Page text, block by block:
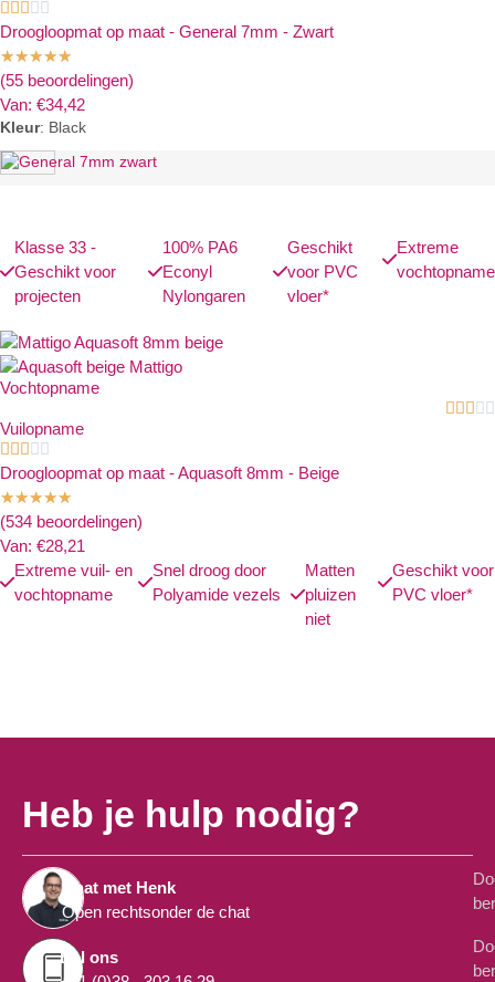
    
Droogloopmat op maat - General 7mm - Zwart
★★★★★
(55 beoordelingen)
Van: €34,42
Kleur: Black
Klasse 33 -
Geschikt voor
projecten
100% PA6
Econyl
Nylongaren
Geschikt
voor PVC
vloer*
Extreme
vochtopname
Vochtopname
    
Vuilopname
    
Droogloopmat op maat - Aquasoft 8mm - Beige
★★★★★
(534 beoordelingen)
Van: €28,21
Extreme vuil- en
vochtopname
Snel droog door
Polyamide vezels
Matten
pluizen
niet
Geschikt voor
PVC vloer*
Heb je hulp nodig?
Chat met Henk
Open rechtsonder de chat
Bel ons